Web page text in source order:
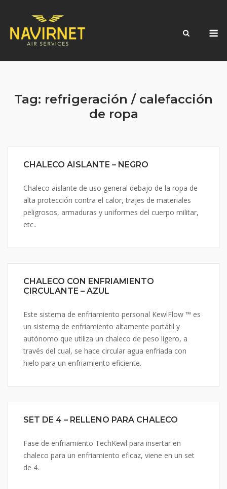
content
Tag: refrigeración / calefacción
de ropa
CHALECO AISLANTE – NEGRO
Chaleco aislante de uso general debajo de la ropa de
alta protección contra el calor, trajes de materiales
peligrosos, armaduras y uniformes del cuerpo militar,
etc..
CHALECO CON ENFRIAMIENTO
CIRCULANTE – AZUL
Este sistema de enfriamiento personal KewlFlow ™ es ​​
un sistema de enfriamiento altamente portátil y
autónomo que utiliza un chaleco de peso ligero, a
través del cual, se hace circular agua enfriada con
hielo para un enfriamiento eficiente.
SET DE 4 – RELLENO PARA CHALECO
Fase de enfriamiento TechKewl para insertar en
chaleco para un enfriamiento eficaz, viene en un set
de 4.